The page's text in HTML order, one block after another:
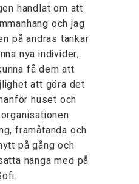
handlat om att
och jag
på andras tankar
nya individer,
få dem att
att göra det
huset och
framåtanda och
på gång och
hänga med på